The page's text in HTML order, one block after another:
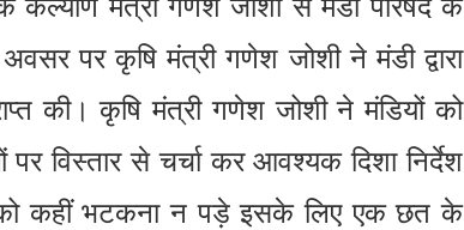
मंत्री गणेश जोशी से मंडी परिषद के
पर कृषि मंत्री गणेश जोशी ने मंडी द्वारा
की। कृषि मंत्री गणेश जोशी ने मंडियों को
विस्तार से चर्चा कर आवश्यक दिशा निर्देश
को कहीं भटकना न पड़े इसके लिए एक छत के